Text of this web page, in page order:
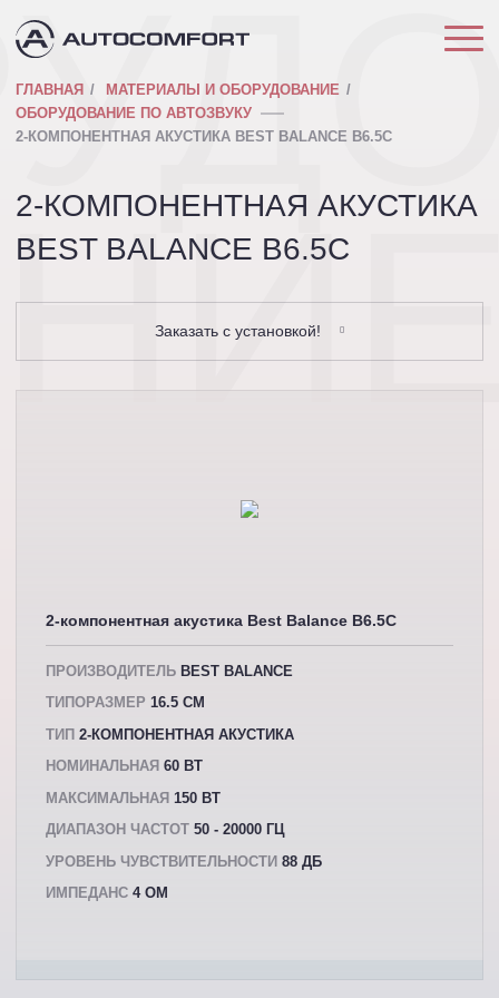
ГЛАВНАЯ
МАТЕРИАЛЫ И ОБОРУДОВАНИЕ
ОБОРУДОВАНИЕ ПО АВТОЗВУКУ
2-КОМПОНЕНТНАЯ АКУСТИКА BEST BALANCE B6.5C
2-КОМПОНЕНТНАЯ АКУСТИКА
BEST BALANCE B6.5C
2-компонентная акустика Best Balance B6.5C
ПРОИЗВОДИТЕЛЬ BEST BALANCE
ТИПОРАЗМЕР 16.5 СМ
ТИП 2-КОМПОНЕНТНАЯ АКУСТИКА
НОМИНАЛЬНАЯ 60 ВТ
МАКСИМАЛЬНАЯ 150 ВТ
ДИАПАЗОН ЧАСТОТ 50 - 20000 ГЦ
УРОВЕНЬ ЧУВСТВИТЕЛЬНОСТИ 88 ДБ
ИМПЕДАНС 4 ОМ
Заказать с установкой!